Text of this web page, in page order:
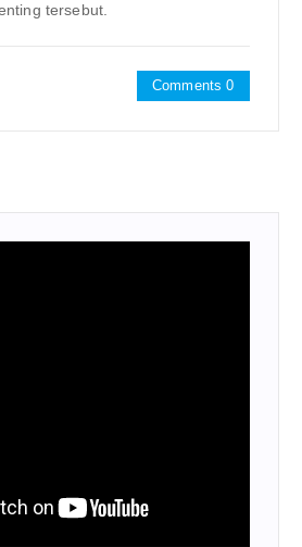
tersebut.
Comments 0